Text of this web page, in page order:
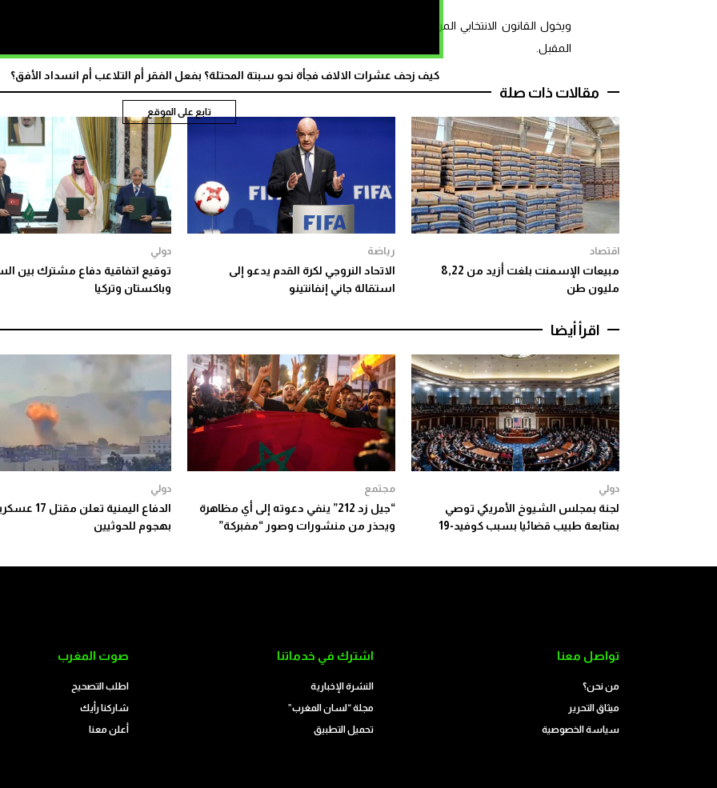
كيف زحف عشرات الالاف فجأة نحو سبتة المحتلة؟ بفعل الفقر أم التلاعب أم انسداد الأفق؟
تابع على الموقع
ويخول القانون الانتخابي المرشحين المستبعدين اللجوء إلى الطعون لدى المحاكم قبل اعلان القائمة النهائية مطلع شتنبر
المقبل.
مقالات ذات صلة
اقتصاد
مبيعات الإسمنت بلغت أزيد من 8,22
مليون طن
رياضة
الاتحاد النروجي لكرة القدم يدعو إلى
استقالة جاني إنفانتينو
دولي
توقيع اتفاقية دفاع مشترك بين
وباكستان وتركيا
اقرأ أيضا
دولي
لجنة بمجلس الشيوخ الأمريكي توصي
بمتابعة طبيب قضائيا بسبب كوفيد-19
مجتمع
“جيل زد 212” ينفي دعوته إلى أي مظاهرة
ويحذر من منشورات وصور “مفبركة”
دولي
الدفاع اليمنية تعلن مقتل 17
بهجوم للحوثيين
تواصل معنا
من نحن؟
ميثاق التحرير
سياسة الخصوصية
اشترك في خدماتنا
النشرة الإخبارية
مجلة “لسان المغرب”
تحميل التطبيق
صوت المغرب
اطلب التصحيح
شاركنا رأيك
أعلن معنا